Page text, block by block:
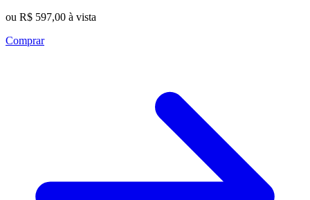
ou R$ 597,00 à vista
Comprar